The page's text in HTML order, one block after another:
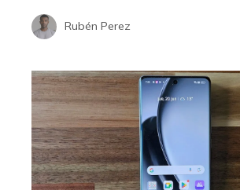
Rubén Perez